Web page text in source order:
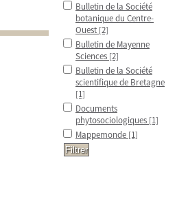
Bulletin de la Société
botanique du Centre-
Ouest [2]
Bulletin de Mayenne
Sciences [2]
Bulletin de la Société
scientifique de Bretagne
[1]
Documents
phytosociologiques [1]
Mappemonde [1]